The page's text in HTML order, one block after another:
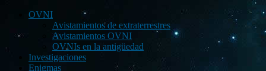
OVNI
Avistamientos de extraterrestres
Avistamientos OVNI
OVNIs en la antigüedad
Investigaciones
Enigmas